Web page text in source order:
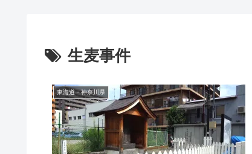
生麦事件
東海道・神奈川県